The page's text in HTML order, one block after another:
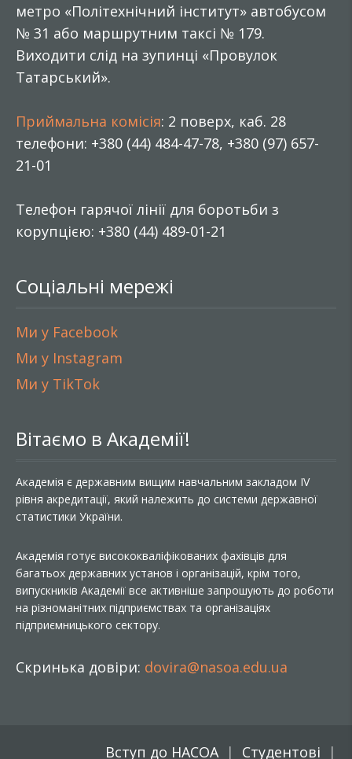
метро «Політехнічний інститут» автобусом
№ 31 або маршрутним таксі № 179.
Виходити слід на зупинці «Провулок
Татарський».
Приймальна комісія: 2 поверх, каб. 28
телефони: +380 (44) 484-47-78, +380 (97) 657-
21-01
Телефон гарячої лінії для боротьби з
корупцією: +380 (44) 489-01-21
Соціальні мережі
Ми у Facebook
Ми у Instagram
Ми у TikTok
Вітаємо в Академії!
Академія є державним вищим навчальним закладом IV
рівня акредитації, який належить до системи державної
статистики України.
Академія готує висококваліфікованих фахівців для
багатьох державних установ і організацій, крім того,
випускників Академії все активніше запрошують до роботи
на різноманітних підприємствах та організаціях
підприємницького сектору.
Скринька довіри: dovira@nasoa.edu.ua
Вступ до НАСОА Студентові